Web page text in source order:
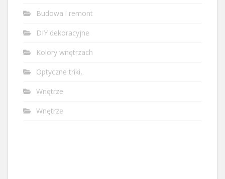
Budowa i remont
DIY dekoracyjne
Kolory wnętrzach
Optyczne triki,
Wnętrze
Wnętrze